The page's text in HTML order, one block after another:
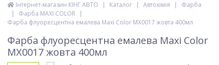
Інтернет-магазин КІНГ АВТО | Каталог | Автохімія |
Фарба
|
Фарба MAXI COLOR
|
Фарба флуоресцентна емалева Maxi Color MX0017 жовта 400мл
Фарба флуоресцентна емалева Maxi Color
MX0017 жовта 400мл